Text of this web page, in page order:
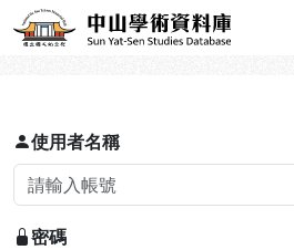
跳到主要內容
中山學術資料庫
登入
使用者名稱
密碼